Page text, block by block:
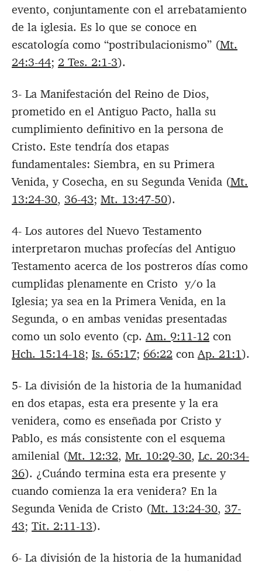
evento, conjuntamente con el arrebatamiento
de la iglesia. Es lo que se conoce en
escatología como “postribulacionismo” (Mt.
24:3-44; 2 Tes. 2:1-3).
3- La Manifestación del Reino de Dios,
prometido en el Antiguo Pacto, halla su
cumplimiento definitivo en la persona de
Cristo. Este tendría dos etapas
fundamentales: Siembra, en su Primera
Venida, y Cosecha, en su Segunda Venida (Mt.
13:24-30, 36-43; Mt. 13:47-50).
4- Los autores del Nuevo Testamento
interpretaron muchas profecías del Antiguo
Testamento acerca de los postreros días como
cumplidas plenamente en Cristo y/o la
Iglesia; ya sea en la Primera Venida, en la
Segunda, o en ambas venidas presentadas
como un solo evento (cp.Am. 9:11-12 con
Hch. 15:14-18; Is. 65:17; 66:22 conAp. 21:1).
5- La división de la historia de la humanidad
en dos etapas, esta era presente y la era
venidera, como es enseñada por Cristo y
Pablo, es más consistente con el esquema
amilenial (Mt. 12:32, Mr. 10:29-30, Lc. 20:34-
36). ¿Cuándo termina esta era presente y
cuando comienza la era venidera? En la
Segunda Venida de Cristo (Mt. 13:24-30, 37-
43; Tit. 2:11-13).
6- La división de la historia de la humanidad